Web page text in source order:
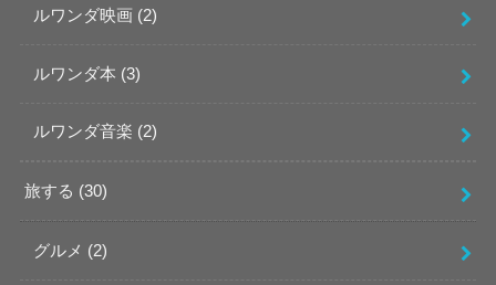
ルワンダ映画 (2)
ルワンダ本 (3)
ルワンダ音楽 (2)
旅する (30)
グルメ (2)